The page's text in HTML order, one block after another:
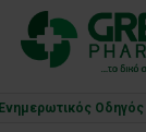
Ενημερωτικός